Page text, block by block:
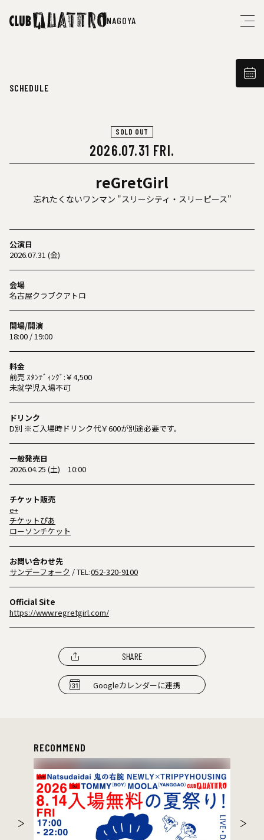
NAGOYA
SCHEDULE
SOLD OUT
2026.07.31 FRI.
reGretGirl
忘れたくないワンマン "スリーシティ・スリーピース"
公演日
2026.07.31 (金)
会場
名古屋クラブクアトロ
開場/開演
18:00 / 19:00
料金
前売 ｽﾀﾝﾃﾞｨﾝｸﾞ:￥4,500
未就学児入場不可
ドリンク
D別 ※ご入場時ドリンク代￥600が別途必要です。
一般発売日
2026.04.25 (土) 10:00
チケット販売
e+
チケットぴあ
ローソンチケット
お問い合わせ先
サンデーフォーク / TEL:052-320-9100
Official Site
https://www.regretgirl.com/
SHARE
Googleカレンダーに連携
RECOMMEND